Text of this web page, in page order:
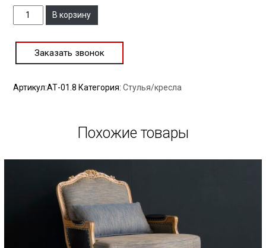
КоличествоВ корзину
Заказать звонок
Артикул:АТ-01.8 Категория: Стулья/кресла
Похожие товары